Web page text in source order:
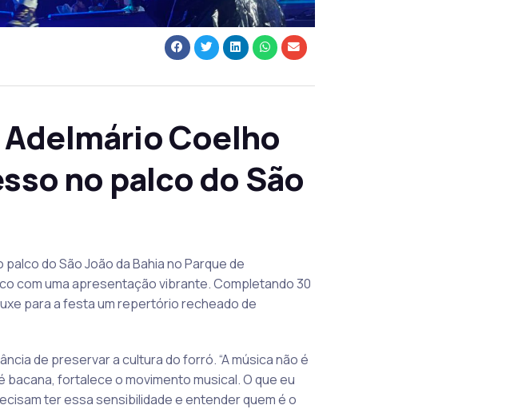
Coelho
no palco do São
do São João da Bahia no Parque de
com uma apresentação vibrante. Completando 30
para a festa um repertório recheado de
de preservar a cultura do forró. “A música não é
fortalece o movimento musical. O que eu
ter essa sensibilidade e entender quem é o